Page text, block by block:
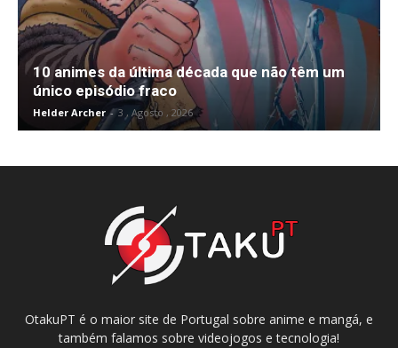
10 animes da última década que não têm um
único episódio fraco
Helder Archer - 3 , Agosto , 2026
OtakuPT é o maior site de Portugal sobre anime e mangá, e
também falamos sobre videojogos e tecnologia!